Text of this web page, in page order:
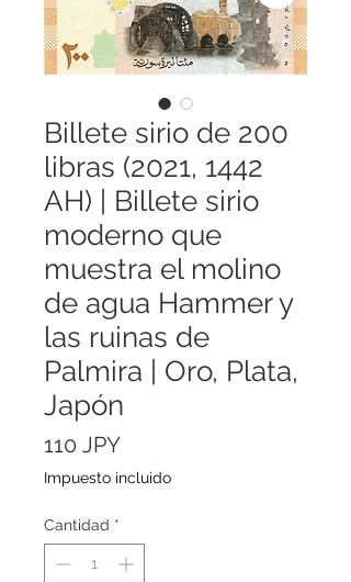
Billete sirio de 200
libras (2021, 1442
AH) | Billete sirio
moderno que
muestra el molino
de agua Hammer y
las ruinas de
Palmira | Oro, Plata,
Japón
110 JPYPrecio
Impuesto incluido
Cantidad *